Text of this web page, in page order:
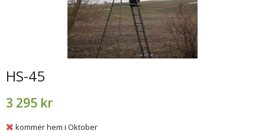
HS-45
3 295 kr
kommer hem i Oktober